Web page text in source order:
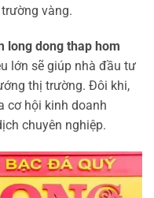
vàng.
long dong thap hom
lớn sẽ giúp nhà đầu tư
thị trường. Đôi khi,
cơ hội kinh doanh
chuyên nghiệp.